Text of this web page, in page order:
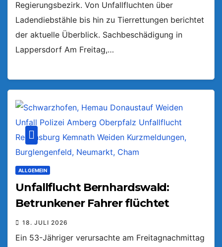
Regierungsbezirk. Von Unfallfluchten über
Ladendiebstähle bis hin zu Tierrettungen berichtet
der aktuelle Überblick. Sachbeschädigung in
Lappersdorf Am Freitag,…
ALLGEMEIN
Unfallflucht Bernhardswald:
Betrunkener Fahrer flüchtet
18. JULI 2026
Ein 53-Jähriger verursachte am Freitagnachmittag